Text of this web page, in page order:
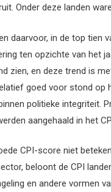
Onder deze landen
daarvoor, in de top tien
ten opzichte van het
zien, en deze trend is
goed voor stond op
politieke integriteit.
aangehaald in het
CPI-score niet
beloont de CPI
en andere vormen